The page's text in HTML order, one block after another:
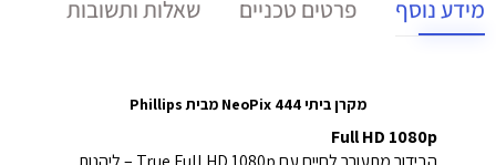
מידע נוסף פרטים טכניים שאלות ותשובות
מקרן ביתי NeoPix 444 מבית Phillips
Full HD 1080p